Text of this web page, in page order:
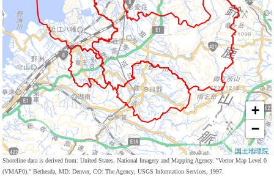
+
−
国土地理院
Shoreline data is derived from: United States. National Imagery and Mapping Agency. "Vector Map Level 0
(VMAP0)." Bethesda, MD: Denver, CO: The Agency; USGS Information Services, 1997.